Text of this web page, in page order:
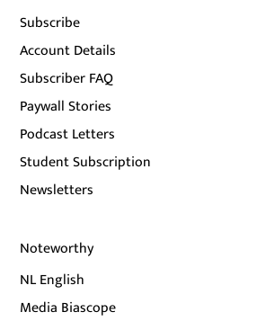
Subscribe
Account Details
Subscriber FAQ
Paywall Stories
Podcast Letters
Student Subscription
Newsletters
Noteworthy
NL English
Media Biascope